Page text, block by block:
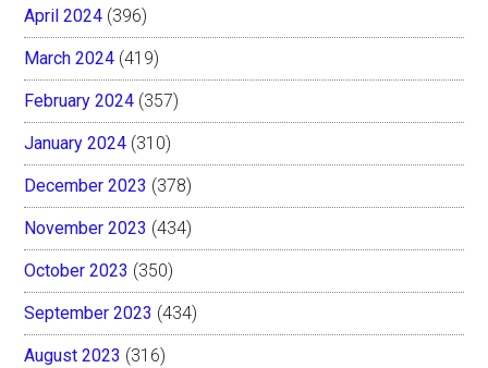
April 2024 (396)
March 2024 (419)
February 2024 (357)
January 2024 (310)
December 2023 (378)
November 2023 (434)
October 2023 (350)
September 2023 (434)
August 2023 (316)